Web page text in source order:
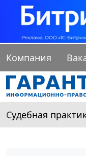
Компания
Судебная